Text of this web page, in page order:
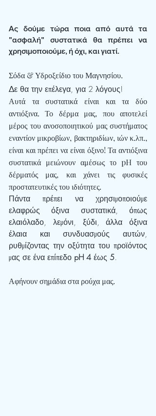
Ας δούμε τώρα ποια από αυτά τα
"ασφαλή" συστατικά θα πρέπει να
χρησιμοποιούμε, ή όχι, και γιατί.
Σόδα & Υδροξείδιο του Μαγνησίου.
Δε θα την επέλεγα, για 2 λόγους!
Αυτά τα συστατικά είναι και τα δύο
αντιόξινα. Το δέρμα μας, που αποτελεί
μέρος του ανοσοποιητικού μας συστήματος
εναντίον μικροβίων, βακτηριδίων, ιών κ.λπ.,
είναι και πρέπει να είναι όξινο! Τα αντιόξινα
συστατικά μειώνουν αμέσως το pH του
δέρματός μας, και χάνει τις φυσικές
προστατευτικές του ιδιότητες.
Πάντα πρέπει να χρησιμοποιούμε
ελαφρώς όξινα συστατικά, όπως
ελαιόλαδο, λεμόνι, ξύδι, άλλα όξινα
έλαια και συνδυασμούς αυτών,
ρυθμίζοντας την οξύτητα του προϊόντος
μας σε ένα επίπεδο pH 4 έως 5.
Αφήνουν σημάδια στα ρούχα μας.